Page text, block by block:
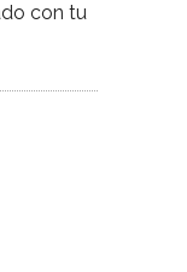
con tu